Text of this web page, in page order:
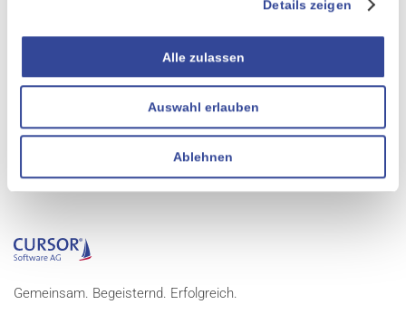
Details zeigen
Alle zulassen
Auswahl erlauben
Ablehnen
Internetseiten der meistro Energie GmbH
-Energie spenden: Die Strompatenschaft
EVI: Das CRM für Energie
Gemeinsam. Begeisternd. Erfolgreich.